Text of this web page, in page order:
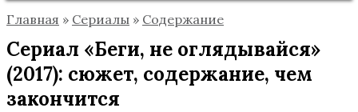
Главная » Сериалы » Содержание
Сериал «Беги, не оглядывайся»
(2017): сюжет, содержание, чем
закончится